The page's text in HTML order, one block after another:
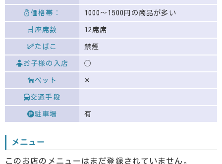
価格帯： 1000〜1500円の商品が多い
座席数 12席席
たばこ 禁煙
お子様の入店 ◯
ペット ✕
交通手段
駐車場 有
メニュー
このお店のメニューはまだ登録されていません。